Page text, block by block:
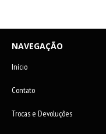
NAVEGAÇÃO
Início
Contato
Trocas e Devoluções